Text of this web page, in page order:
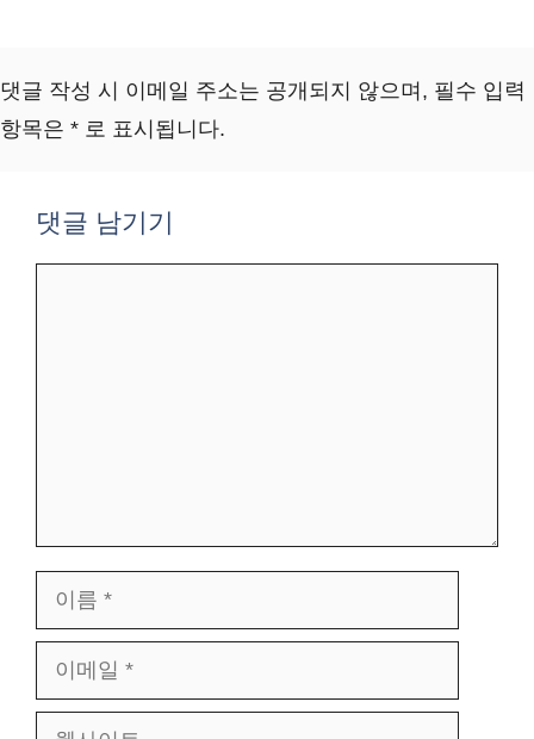
댓글 작성 시 이메일 주소는 공개되지 않으며, 필수 입력
항목은 * 로 표시됩니다.
댓글 남기기
름
메